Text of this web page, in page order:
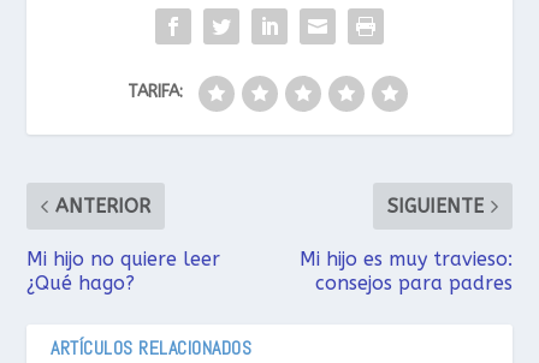
TARIFA:
ANTERIOR
Mi hijo no quiere leer
¿Qué hago?
SIGUIENTE
Mi hijo es muy travieso:
consejos para padres
ARTÍCULOS RELACIONADOS